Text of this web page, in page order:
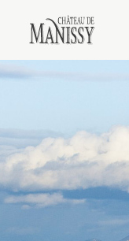
Contact
Français
Anglais